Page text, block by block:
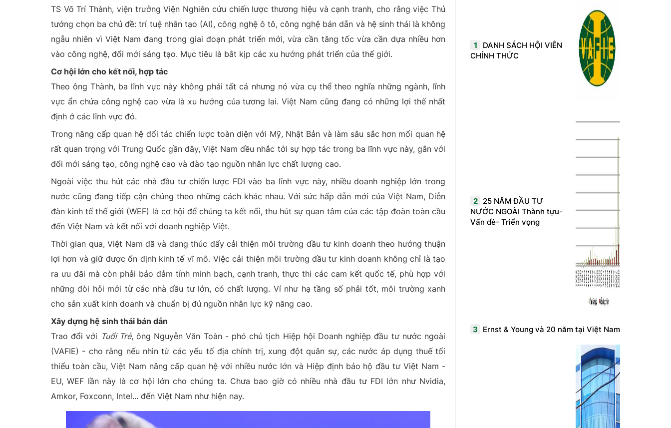
TS Võ Trí Thành, viện trưởng Viện Nghiên cứu chiến lược thương hiệu và cạnh tranh, cho rằng việc Thủ
tướng chọn ba chủ đề: trí tuệ nhân tạo (AI), công nghệ ô tô, công nghệ bán dẫn và hệ sinh thái là không
ngẫu nhiên vì Việt Nam đang trong giai đoạn phát triển mới, vừa cần tăng tốc vừa cần dựa nhiều hơn
vào công nghệ, đổi mới sáng tạo. Mục tiêu là bắt kịp các xu hướng phát triển của thế giới.
Cơ hội lớn cho kết nối, hợp tác
Theo ông Thành, ba lĩnh vực này không phải tất cả nhưng nó vừa cụ thể theo nghĩa những ngành, lĩnh
vực ẩn chứa công nghệ cao vừa là xu hướng của tương lai. Việt Nam cũng đang có những lợi thế nhất
định ở các lĩnh vực đó.
Trong nâng cấp quan hệ đối tác chiến lược toàn diện với Mỹ, Nhật Bản và làm sâu sắc hơn mối quan hệ
rất quan trọng với Trung Quốc gần đây, Việt Nam đều nhắc tới sự hợp tác trong ba lĩnh vực này, gắn với
đổi mới sáng tạo, công nghệ cao và đào tạo nguồn nhân lực chất lượng cao.
Ngoài việc thu hút các nhà đầu tư chiến lược FDI vào ba lĩnh vực này, nhiều doanh nghiệp lớn trong
nước cũng đang tiếp cận chúng theo những cách khác nhau. Với sức hấp dẫn mới của Việt Nam, Diễn
đàn kinh tế thế giới (WEF) là cơ hội để chúng ta kết nối, thu hút sự quan tâm của các tập đoàn toàn cầu
đến Việt Nam và kết nối với doanh nghiệp Việt.
Thời gian qua, Việt Nam đã và đang thúc đẩy cải thiện môi trường đầu tư kinh doanh theo hướng thuận
lợi hơn và giữ được ổn định kinh tế vĩ mô. Việc cải thiện môi trường đầu tư kinh doanh không chỉ là tạo
ra ưu đãi mà còn phải bảo đảm tính minh bạch, cạnh tranh, thực thi các cam kết quốc tế, phù hợp với
những đòi hỏi mới từ các nhà đầu tư lớn, có chất lượng. Ví như hạ tầng số phải tốt, môi trường xanh
cho sản xuất kinh doanh và chuẩn bị đủ nguồn nhân lực kỹ năng cao.
Xây dựng hệ sinh thái bán dẫn
Trao đổi với Tuổi Trẻ, ông Nguyễn Văn Toàn - phó chủ tịch Hiệp hội Doanh nghiệp đầu tư nước ngoài
(VAFIE) - cho rằng nếu nhìn từ các yếu tố địa chính trị, xung đột quân sự, các nước áp dụng thuế tối
thiểu toàn cầu, Việt Nam nâng cấp quan hệ với nhiều nước lớn và Hiệp định bảo hộ đầu tư Việt Nam -
EU, WEF lần này là cơ hội lớn cho chúng ta. Chưa bao giờ có nhiều nhà đầu tư FDI lớn như Nvidia,
Amkor, Foxconn, Intel... đến Việt Nam như hiện nay.
1
DANH SÁCH HỘI VIÊN
CHÍNH THỨC
2
25 NĂM ĐẦU TƯ
NƯỚC NGOÀI Thành tựu-
Vấn đề- Triển vọng
3 Ernst & Young và 20 năm tại Việt Nam